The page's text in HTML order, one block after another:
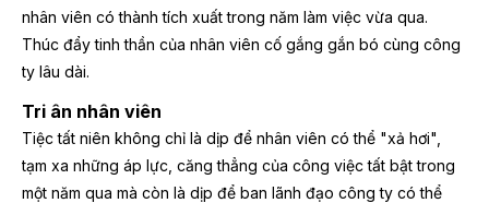
nhân viên có thành tích xuất trong năm làm việc vừa qua.
Thúc đẩy tinh thần của nhân viên cố gắng gắn bó cùng công
ty lâu dài.
Tri ân nhân viên
Tiệc tất niên không chỉ là dịp để nhân viên có thể "xả hơi",
tạm xa những áp lực, căng thẳng của công việc tất bật trong
một năm qua mà còn là dịp để ban lãnh đạo công ty có thể